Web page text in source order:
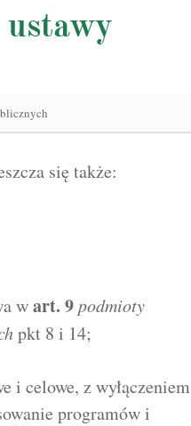
się także:
wart. 9 podmioty
pkt 8 i 14;
i celowe, z wyłączeniem
programów i